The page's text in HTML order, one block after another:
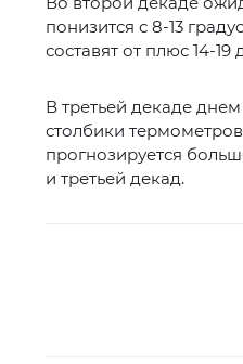
понизится с 8-13
составят от плюс 14-
В третьей декаде днем
столбики
прогнозируется
и третьей декад.